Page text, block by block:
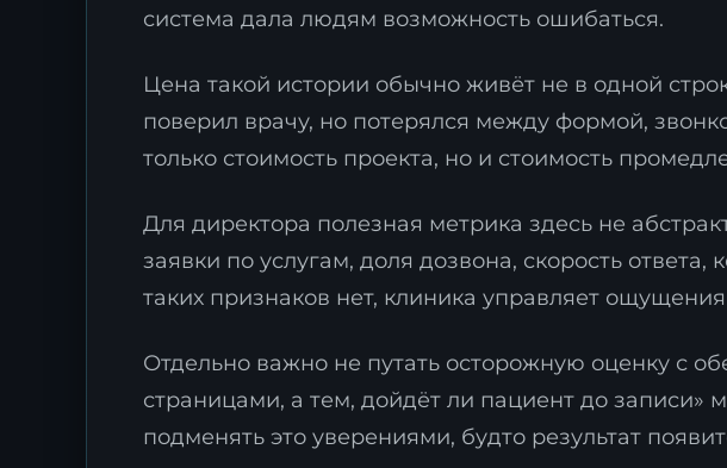
система дала людям возможность ошибаться.
Цена такой истории обычно живёт не в одной
поверил врачу, но потерялся между формой,
только стоимость проекта, но и стоимость
Для директора полезная метрика здесь не
заявки по услугам, доля дозвона, скорость
таких признаков нет, клиника управляет
Отдельно важно не путать осторожную оценку с
страницами, а тем, дойдёт ли пациент до записи»
подменять это уверениями, будто результат
для подготовки